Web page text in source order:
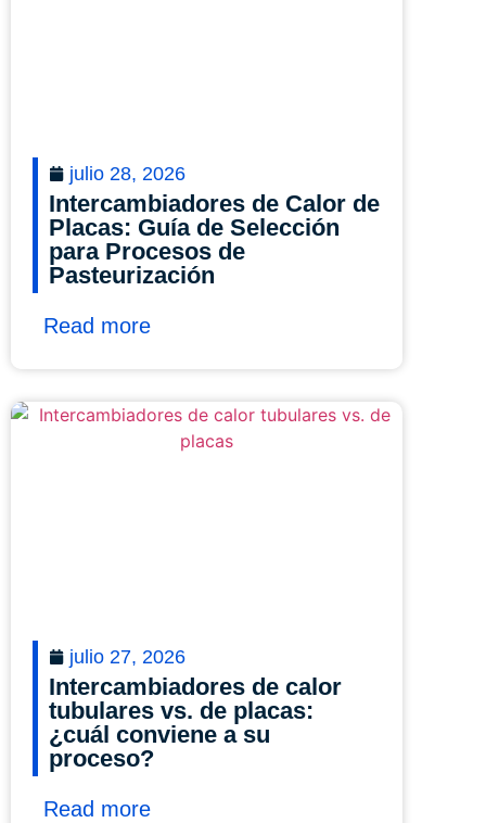
julio 28, 2026
Intercambiadores de Calor de
Placas: Guía de Selección
para Procesos de
Pasteurización
Read more
julio 27, 2026
Intercambiadores de calor
tubulares vs. de placas:
¿cuál conviene a su
proceso?
Read more